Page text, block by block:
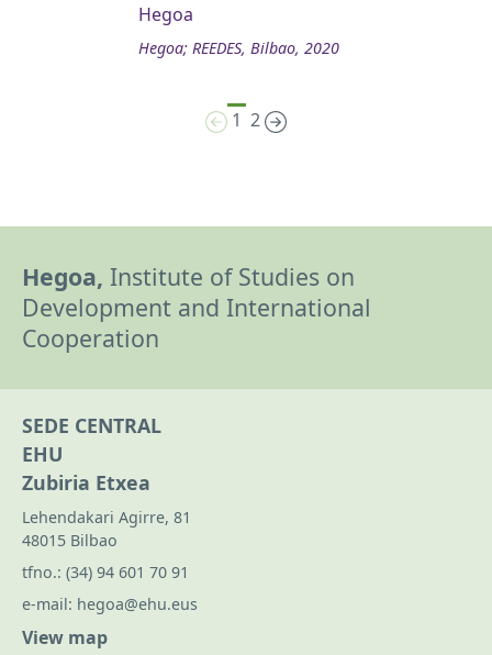
Hegoa
Hegoa; REEDES, Bilbao, 2020
1 2
Hegoa, Institute of Studies on
Development and International
Cooperation
SEDE CENTRAL
EHU
Zubiria Etxea
Lehendakari Agirre, 81
48015 Bilbao
tfno.: (34) 94 601 70 91
e-mail: hegoa@ehu.eus
View map